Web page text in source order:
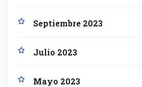
Septiembre 2023
Julio 2023
Mayo 2023